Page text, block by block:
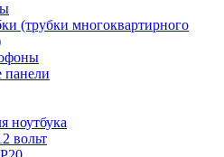
(трубки многоквартирного
ноутбука
вольт